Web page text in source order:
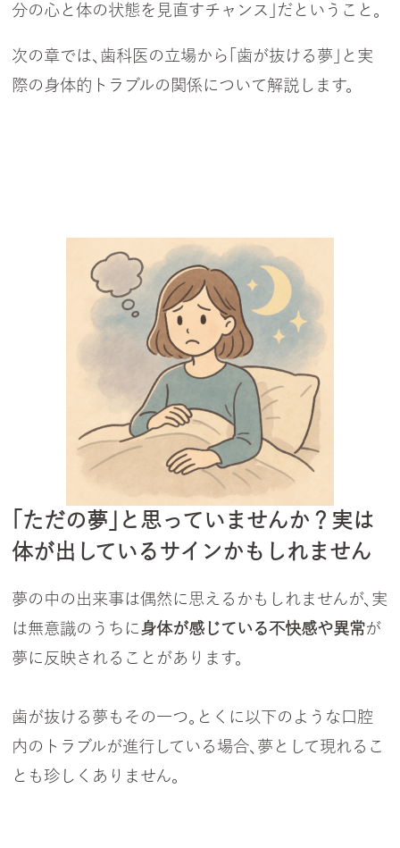
分の心と体の状態を見直すチャンス」だということ。
次の章では、歯科医の立場から「歯が抜ける夢」と実
際の身体的トラブルの関係について解説します。
「ただの夢」と思っていませんか？実は
体が出しているサインかもしれません
夢の中の出来事は偶然に思えるかもしれませんが、実
は無意識のうちに身体が感じている不快感や異常が
夢に反映されることがあります。
歯が抜ける夢もその一つ。とくに以下のような口腔
内のトラブルが進行している場合、夢として現れるこ
とも珍しくありません。